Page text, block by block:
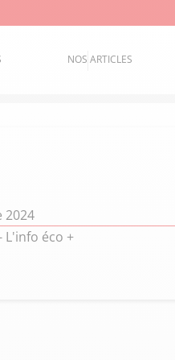
NOS ARTICLES
2024
L'info éco +